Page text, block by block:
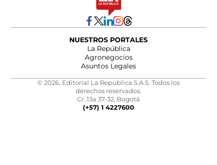
NUESTROS PORTALES
La República
Agronegocios
Asuntos Legales
© 2026, Editorial La República S.A.S. Todos los
derechos reservados.
Cr. 13a 37-32, Bogotá
(+57) 1 4227600